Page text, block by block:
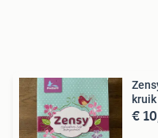
kruik
€